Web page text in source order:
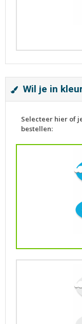
Wil je in
Selecteer hier of
bestellen: